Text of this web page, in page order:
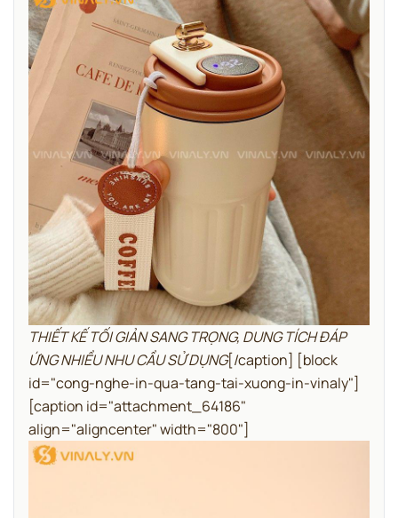
THIẾT KẾ TỐI GIẢN SANG TRỌNG, DUNG TÍCH ĐÁP
ỨNG NHIỀU NHU CẦU SỬ DỤNG[/caption] [block
id="cong-nghe-in-qua-tang-tai-xuong-in-vinaly"]
[caption id="attachment_64186"
align="aligncenter" width="800"]